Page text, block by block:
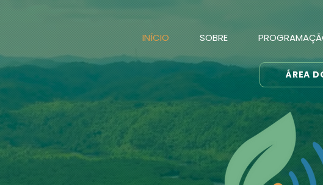
INÍCIO SOBRE
ÁREA